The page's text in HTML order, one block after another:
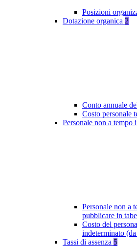
Posizioni
Dotazione organica 2
Conto annuale
Costo personale
Personale non a tempo
Personale non a
pubblicare in
Costo del
indeterminato
Tassi di assenza 5